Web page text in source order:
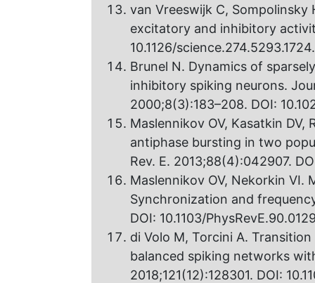
van Vreeswijk C,
excitatory and inhibitory
10.1126/science.274.5293.1724.
Brunel N. Dynamics of
inhibitory spiking neurons.
2000;8(3):183–208. DOI:
Maslennikov OV, Kasatkin
antiphase bursting in two
Rev. E. 2013;88(4):042907.
Maslennikov OV, Nekorkin
Synchronization and
DOI: 10.1103/
di Volo M, Torcini A.
balanced spiking networks
2018;121(12):128301. DOI: